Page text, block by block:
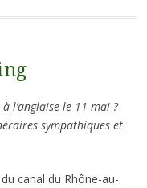
l’anglaise le 11 mai ?
sympathiques et
canal du Rhône-au-